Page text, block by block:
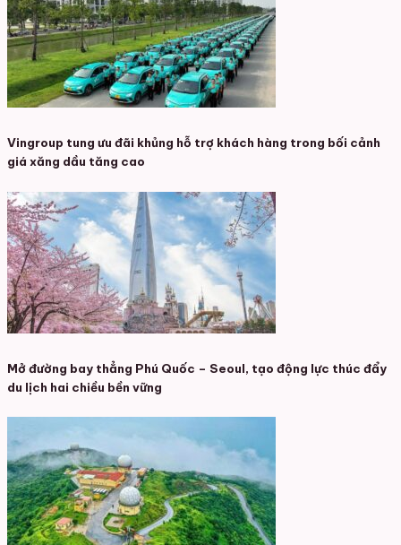
Vingroup tung ưu đãi khủng hỗ trợ khách hàng trong bối cảnh
giá xăng dầu tăng cao
Mở đường bay thẳng Phú Quốc – Seoul, tạo động lực thúc đẩy
du lịch hai chiều bền vững